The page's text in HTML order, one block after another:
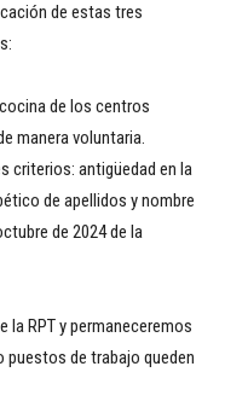
de estas tres
de los centros
manera voluntaria.
criterios: antigüedad en la
de apellidos y nombre
de 2024 de la
RPT y permaneceremos
de trabajo queden